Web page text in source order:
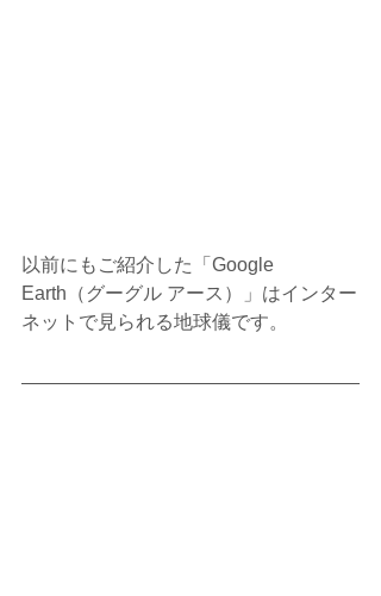
以前にもご紹介した「Google
Earth（グーグル アース）」はインター
ネットで見られる地球儀です。